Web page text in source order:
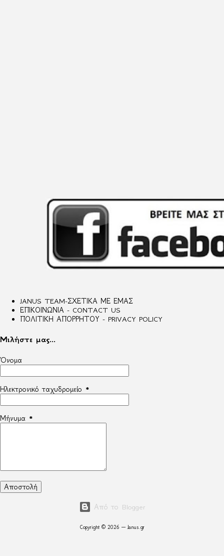
JANUS TEAM-ΣΧΕΤΙΚΑ ΜΕ ΕΜΑΣ
ΕΠΙΚΟΙΝΩΝΙΑ - CONTACT US
ΠΟΛΙΤΙΚΗ ΑΠΟΡΡΗΤΟΥ - PRIVACY POLICY
Μιλήστε μας...
Όνομα
Ηλεκτρονικό ταχυδρομείο *
Μήνυμα *
Από το Blogger
Copyright © 2026 — Janus.gr